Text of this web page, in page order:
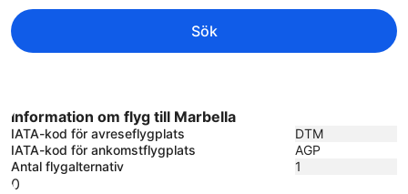
Sök
Information om flyg till Marbella
IATA-kod för avreseflygplats
DTM
IATA-kod för ankomstflygplats
AGP
Antal flygalternativ
1
0